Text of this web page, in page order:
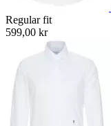
Regular fit
599,00 kr